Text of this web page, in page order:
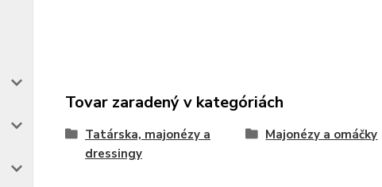
Tovar zaradený v kategóriách
Tatárska, majonézy a
dressingy
Majonézy a omáčky